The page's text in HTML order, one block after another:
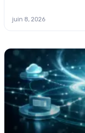
juin 8, 2026